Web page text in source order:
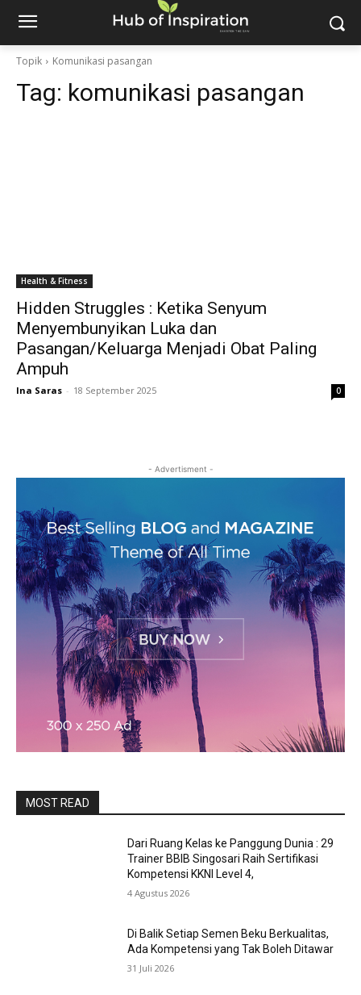
Topik Komunikasi pasangan
Tag: komunikasi pasangan
Health & Fitness
Hidden Struggles : Ketika Senyum
Menyembunyikan Luka dan
Pasangan/Keluarga Menjadi Obat Paling
Ampuh
Ina Saras - 18 September 2025 0
- Advertisment -
MOST READ
Dari Ruang Kelas ke Panggung Dunia : 29
Trainer BBIB Singosari Raih Sertifikasi
Kompetensi KKNI Level 4,
4 Agustus 2026
Di Balik Setiap Semen Beku Berkualitas,
Ada Kompetensi yang Tak Boleh Ditawar
31 Juli 2026